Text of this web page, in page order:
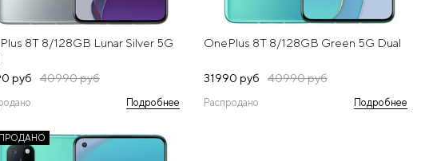
8T 8/128GB Lunar Silver 5G
руб
40990 руб
Подробнее
OnePlus 8T 8/128GB Green 5G Dual
31990 руб 40990 руб
Распродано Подробнее